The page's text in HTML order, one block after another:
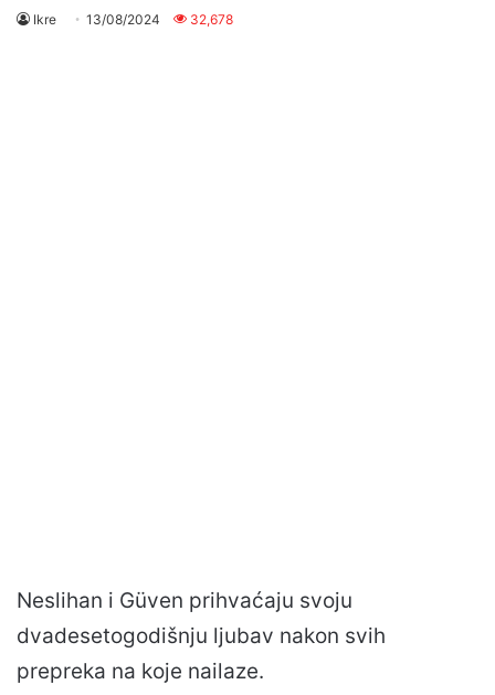
Ikre 13/08/2024 32,678
Neslihan i Güven prihvaćaju svoju
dvadesetogodišnju ljubav nakon svih
prepreka na koje nailaze.